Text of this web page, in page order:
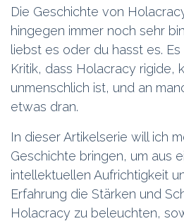
Die Geschichte von
hingegen immer noch sehr
liebst es oder du hasst es.
Kritik, dass Holacracy rigide,
unmenschlich ist, und an
etwas dran.
In dieser Artikelserie will ich
Geschichte bringen, um aus
intellektuellen Aufrichtigkeit
Erfahrung die Stärken und
Holacracy zu beleuchten,